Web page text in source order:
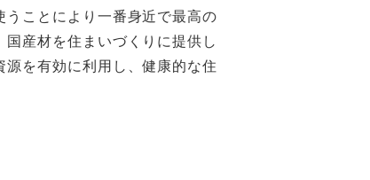
ことにより一番身近で最高の
産材を住まいづくりに提供し
を有効に利用し、健康的な住